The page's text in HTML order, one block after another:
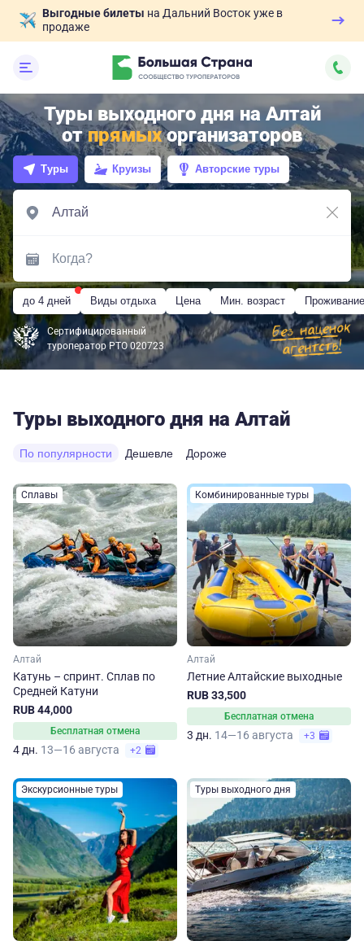
Выгодные билеты на Дальний Восток уже в
продаже
Туры выходного дня на Алтай
отпрямыхорганизаторов
Туры Круизы Авторские туры
до 4 дней Виды отдыха Цена Мин. возраст Проживание
Сертифицированный
туроператор РТО 020723
Туры выходного дня на Алтай
По популярности Дешевле Дороже
Сплавы
Алтай
Катунь – спринт. Сплав по
Средней Катуни
RUB 44,000
Бесплатная отмена
4 дн. 13—16 августа +2
Комбинированные туры
Алтай
Летние Алтайские выходные
RUB 33,500
Бесплатная отмена
3 дн. 14—16 августа +3
Экскурсионные туры Туры выходного дня